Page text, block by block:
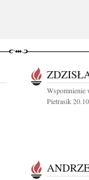
Wspomnienie
Pietrasik